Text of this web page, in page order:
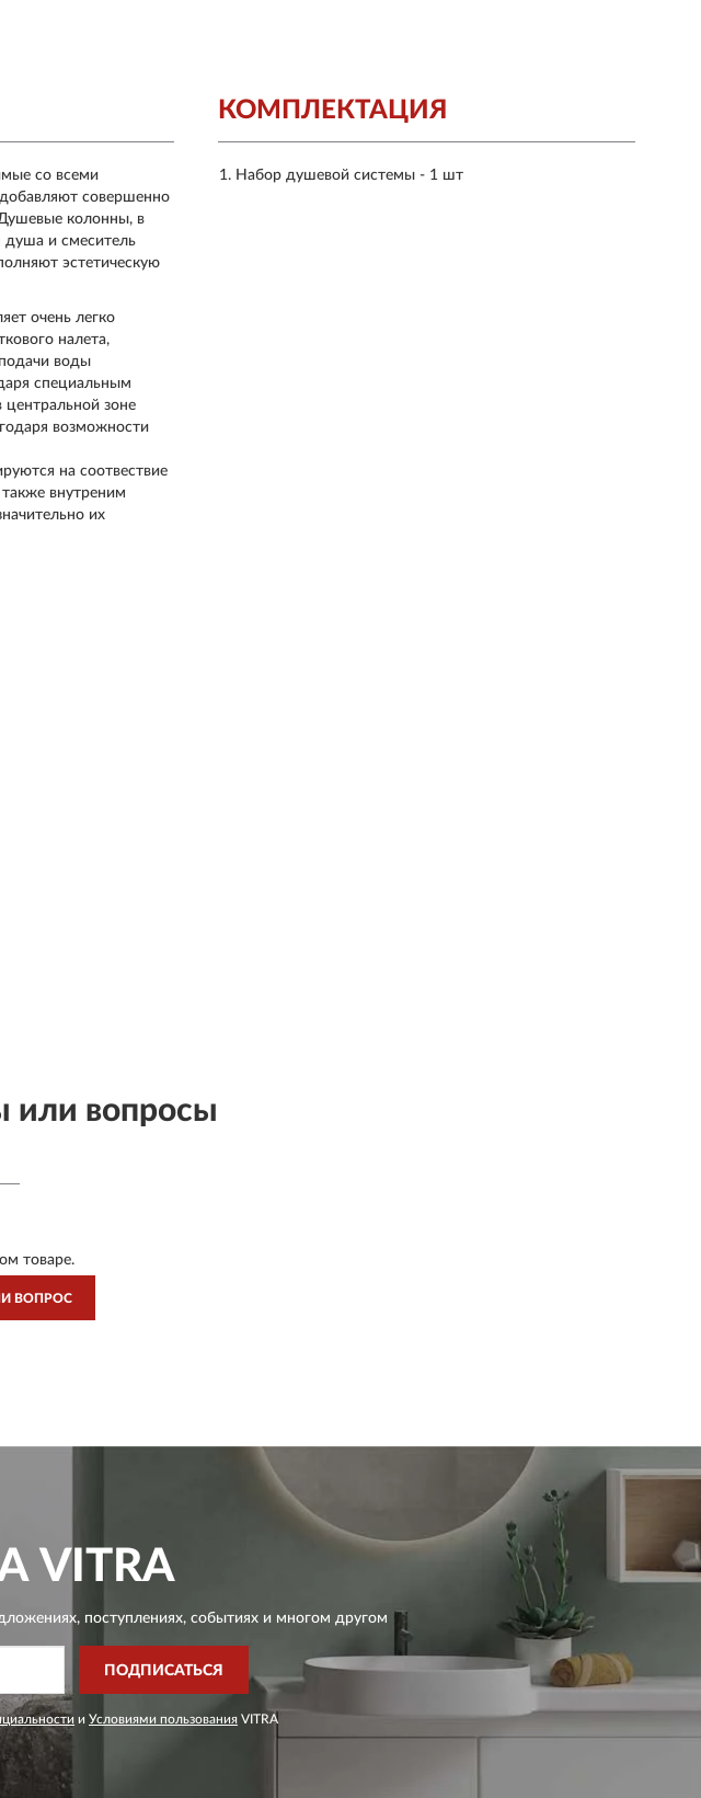
КОМПЛЕКТАЦИЯ
Набор душевой системы - 1 шт
со всеми
совершенно
колонны, в
душа и смеситель
эстетическую
очень легко
налета,
воды
специальным
зоне
возможности
на соотвествие
внутреним
их
или вопросы
товаре.
ВОПРОС
VITRA
поступлениях, событиях и многом другом
ПОДПИСАТЬСЯ
и Условиями пользования VITRA